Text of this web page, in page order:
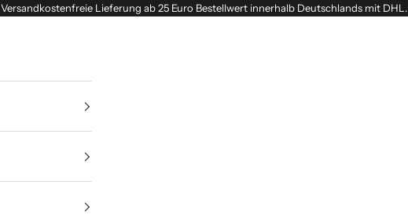
Versandkostenfreie Lieferung ab 25 Euro Bestellwert innerhalb Deutschlands mit DHL.